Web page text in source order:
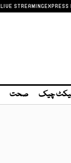
LIVE STREAMINGEXPRESS
چیک صحت